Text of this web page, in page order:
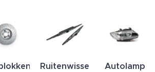
Ruitenwissers Autolamp